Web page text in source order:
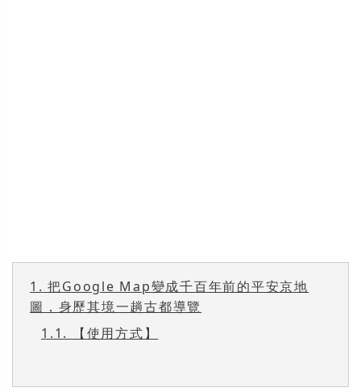
1. 把Google Map變成千百年前的平安京地
圖，身歷其境一趟古都導覽
1.1.
【使用方式】